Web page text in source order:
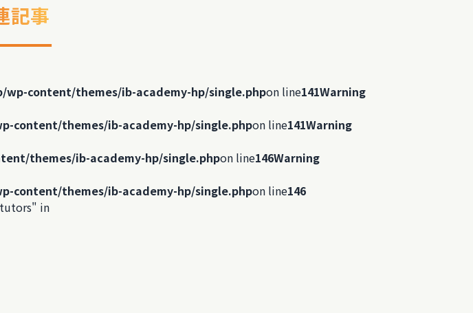
記事
content/themes/ib-academy-hp/single.phpon line141Warning
content/themes/ib-academy-hp/single.phpon line141Warning
themes/ib-academy-hp/single.phpon line146Warning
content/themes/ib-academy-hp/single.phpon line146
in